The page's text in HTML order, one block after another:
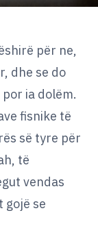
për ne,
dhe se do
ia dolëm.
fisnike të
së tyre për
të
vendas
gojë se